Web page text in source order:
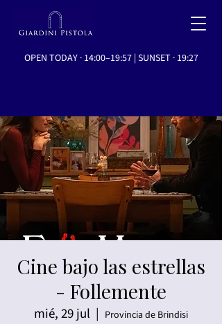
OPEN TODAY · 14:00–19:57 | SUNSET · 19:27
Cine bajo las estrellas
- Follemente
mié, 29 jul
  |
Provincia de Brindisi